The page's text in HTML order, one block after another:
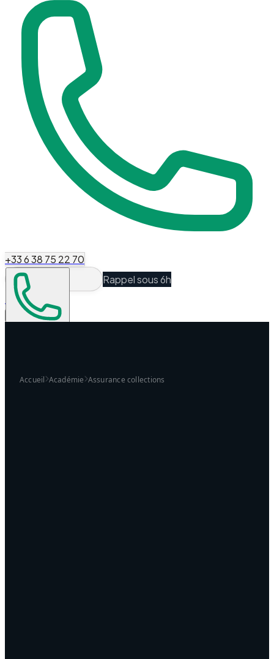
+33 6 38 75 22 70
Rappel sous 6h
Espace Client
Accueil Académie Assurance collections